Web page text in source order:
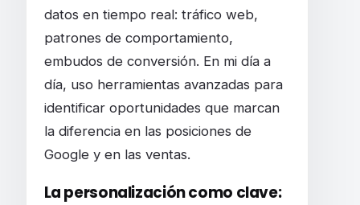
datos en tiempo real: tráfico web,
patrones de comportamiento,
embudos de conversión. En mi día a
día, uso herramientas avanzadas para
identificar oportunidades que marcan
la diferencia en las posiciones de
Google y en las ventas.
La personalización como clave: